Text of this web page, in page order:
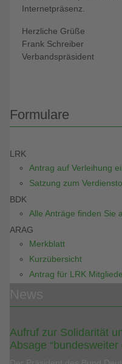
Internetpräsenz.
Herzliche Grüße
Frank Schreiber
Verbandspräsident
Formulare
LRK
Antrag auf Verleihung
Satzung zum
BDK
Alle Anträge finden Sie
ARAG
Merkblatt
Kurzübersicht
Antrag für LRK
Aufruf zur Solidarität
Absage